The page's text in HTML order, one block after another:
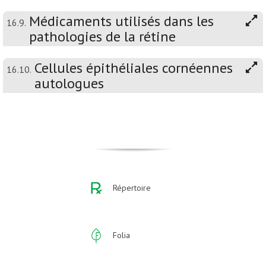
16.9. Médicaments utilisés dans les
pathologies de la rétine
16.10. Cellules épithéliales cornéennes
autologues
Répertoire
Folia